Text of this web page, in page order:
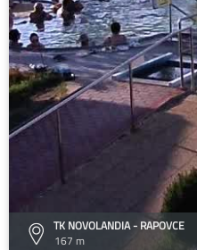
TK NOVOLANDIA - RAPOVCE
167 m